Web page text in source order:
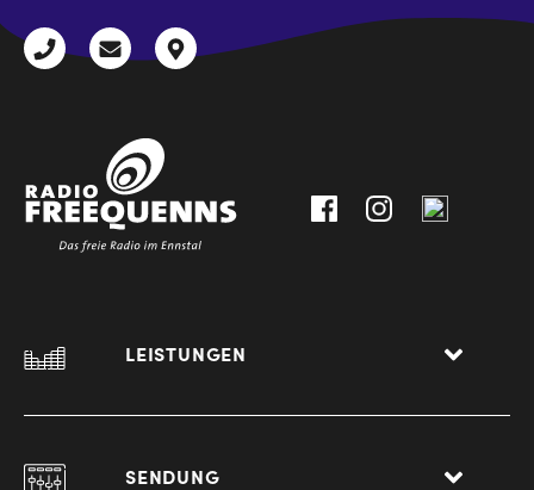
+43
radio@freequenns.at
Kulturhausstraße
LEISTUNGEN
SENDUNG